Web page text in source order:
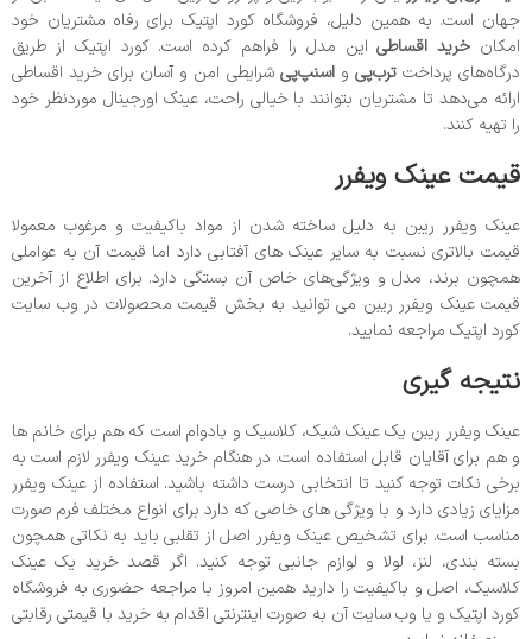
جهان است. به همین دلیل، فروشگاه کورد اپتیک برای رفاه مشتریان خود
امکان خرید اقساطیاین مدل را فراهم کرده است. کورد اپتیک از طریق
درگاه‌های پرداختترب‌پی واسنپ‌پی شرایطی امن و آسان برای خرید اقساطی
ارائه می‌دهد تا مشتریان بتوانند با خیالی راحت، عینک اورجینال موردنظر خود
را تهیه کنند.
قیمت عینک ویفرر
عینک ویفرر ریبن به دلیل ساخته شدن از مواد باکیفیت و مرغوب معمولا
قیمت بالاتری نسبت به سایر عینک های آفتابی دارد اما قیمت آن به عواملی
همچون برند، مدل و ویژگی‌های خاص آن بستگی دارد. برای اطلاع از آخرین
قیمت عینک ویفرر ریبن می توانید به بخش قیمت محصولات در وب سایت
کورد اپتیک مراجعه نمایید.
نتیجه گیری
عینک ویفرر ریبن یک عینک شیک، کلاسیک و بادوام است که هم برای خانم ها
و هم برای آقایان قابل استفاده است. در هنگام خرید عینک ویفرر لازم است به
برخی نکات توجه کنید تا انتخابی درست داشته باشید. استفاده از عینک ویفرر
مزایای زیادی دارد و با ویژگی های خاصی که دارد برای انواع مختلف فرم صورت
مناسب است. برای تشخیص عینک ویفرر اصل از تقلبی باید به نکاتی همچون
بسته بندی، لنز، لولا و لوازم جانبی توجه کنید. اگر قصد خرید یک عینک
کلاسیک، اصل و باکیفیت را دارید همین امروز با مراجعه حضوری به فروشگاه
کورد اپتیک و یا وب سایت آن به صورت اینترنتی اقدام به خرید با قیمتی رقابتی